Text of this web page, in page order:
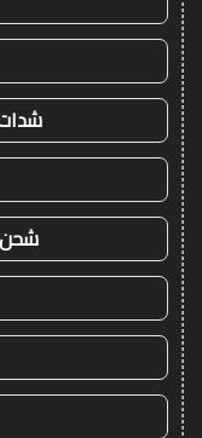
شحن